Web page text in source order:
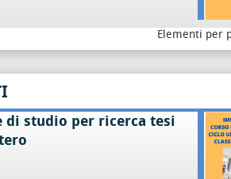
Elementi per
di studio per ricerca tesi